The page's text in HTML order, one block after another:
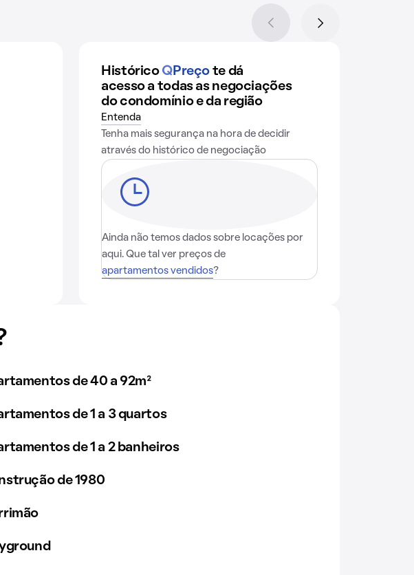
Histórico QPreço te dá
acesso a todas as negociações
do condomínio e da região
Entenda
Tenha mais segurança na hora de decidir
através do histórico de negociação
Ainda não temos dados sobre locações por
aqui. Que tal ver preços de
apartamentos vendidos?
de 40 a 92m²
de 1 a 3 quartos
de 1 a 2 banheiros
de 1980